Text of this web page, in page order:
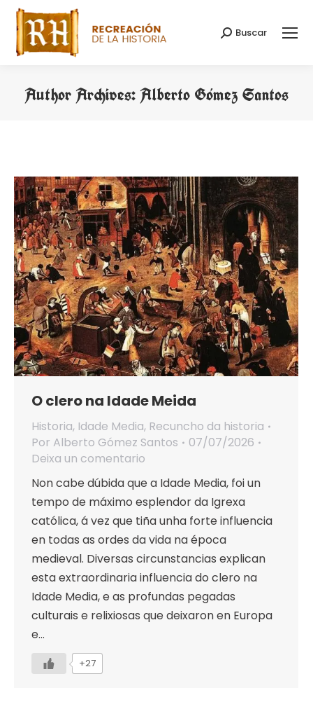
Search:
Buscar
Author Archives:Alberto Gómez Santos
O clero na Idade Meida
Historia, Idade Media, Recuncho da historia
Por Alberto Gómez Santos
07/07/2026
Deixa un comentario
Non cabe dúbida que a Idade Media, foi un
tempo de máximo esplendor da Igrexa
católica, á vez que tiña unha forte influencia
en todas as ordes da vida na época
medieval. Diversas circunstancias explican
esta extraordinaria influencia do clero na
Idade Media, e as profundas pegadas
culturais e relixiosas que deixaron en Europa
e…
+27